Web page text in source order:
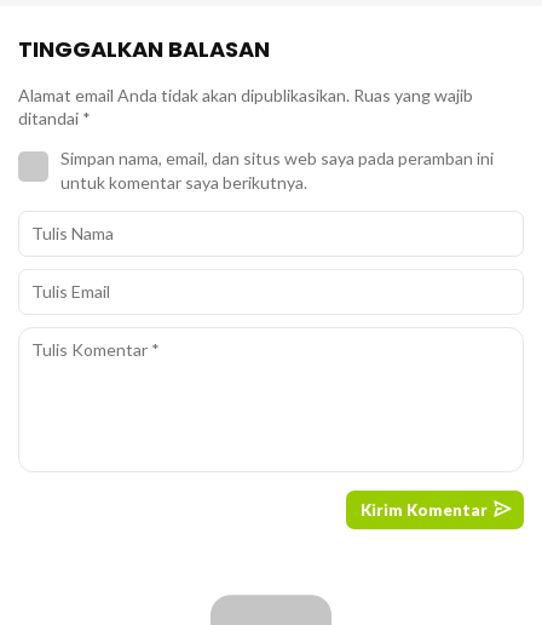
TINGGALKAN BALASAN
Alamat email Anda tidak akan dipublikasikan. Ruas yang wajib
ditandai *
Simpan nama, email, dan situs web saya pada peramban ini
untuk komentar saya berikutnya.